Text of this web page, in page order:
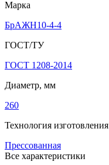
Марка
БрАЖН10-4-4
ГОСТ/ТУ
ГОСТ 1208-2014
Диаметр, мм
260
Технология изготовления
Прессованная
Все характеристики